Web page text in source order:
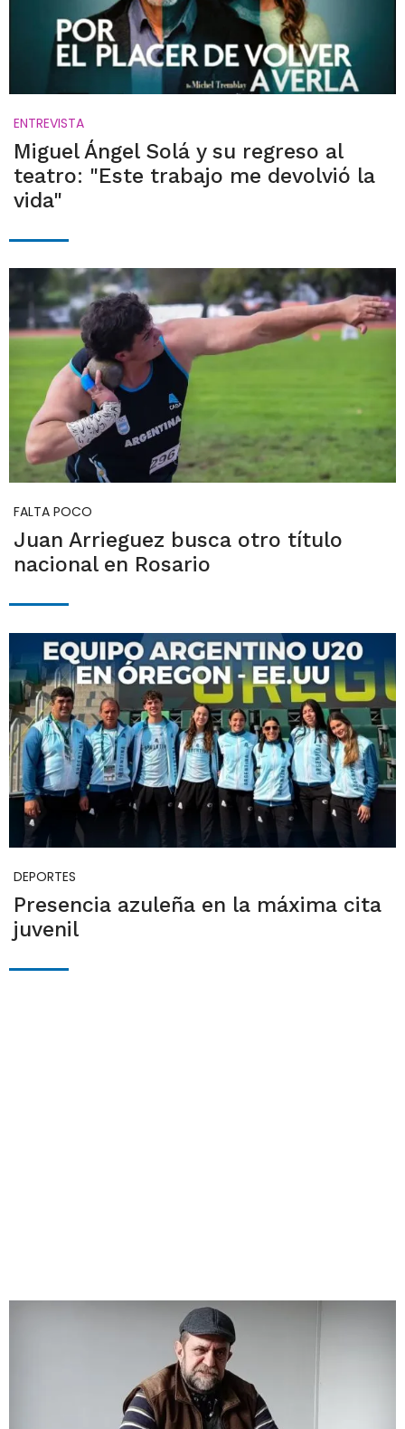
ENTREVISTA
Miguel Ángel Solá y su regreso al
teatro: "Este trabajo me devolvió la
vida"
FALTA POCO
Juan Arrieguez busca otro título
nacional en Rosario
DEPORTES
Presencia azuleña en la máxima cita
juvenil